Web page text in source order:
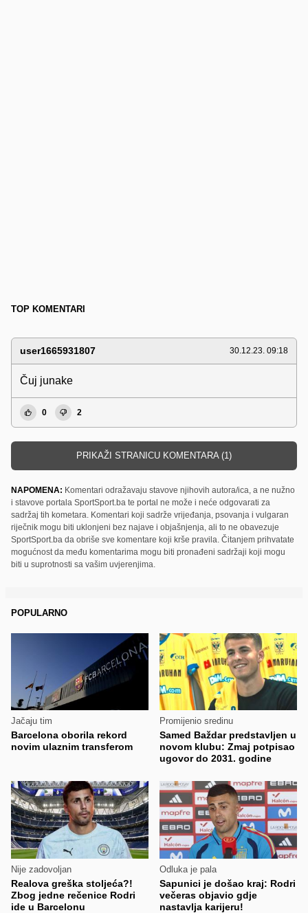
TOP KOMENTARI
user1665931807 30.12.23. 09:18
Čuj junake
0 2
PRIKAŽI STRANICU KOMENTARA (1)
NAPOMENA: Komentari odražavaju stavove njihovih autora/ica, a ne nužno
i stavove portala SportSport.ba te portal ne može i neće odgovarati za
sadržaj tih kometara. Komentari koji sadrže vrijeđanja, psovanja i vulgaran
riječnik mogu biti uklonjeni bez najave i objašnjenja, ali to ne obavezuje
SportSport.ba da obriše sve komentare koji krše pravila. Čitanjem prihvatate
mogućnost da među komentarima mogu biti pronađeni sadržaji koji mogu
biti u suprotnosti sa vašim uvjerenjima.
POPULARNO
Jačaju tim
Barcelona oborila rekord
novim ulaznim transferom
Promijenio sredinu
Samed Baždar predstavljen u
novom klubu: Zmaj potpisao
ugovor do 2031. godine
Nije zadovoljan
Realova greška stoljeća?!
Zbog jedne rečenice Rodri
ide u Barcelonu
Odluka je pala
Sapunici je došao kraj: Rodri
večeras objavio gdje
nastavlja karijeru!